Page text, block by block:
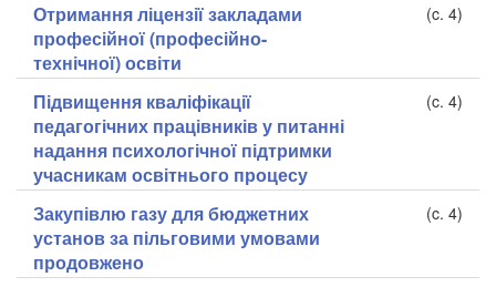
Отримання ліцензії закладами
професійної (професійно-
технічної) освіти
(c. 4)
Підвищення кваліфікації
педагогічних працівників у питанні
надання психологічної підтримки
учасникам освітнього процесу
(c. 4)
Закупівлю газу для бюджетних
установ за пільговими умовами
продовжено
(c. 4)